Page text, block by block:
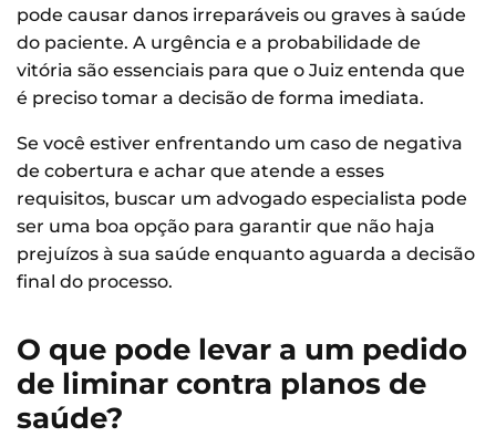
pode causar danos irreparáveis ou graves à saúde
do paciente. A urgência e a probabilidade de
vitória são essenciais para que o Juiz entenda que
é preciso tomar a decisão de forma imediata.
Se você estiver enfrentando um caso de negativa
de cobertura e achar que atende a esses
requisitos, buscar um advogado especialista pode
ser uma boa opção para garantir que não haja
prejuízos à sua saúde enquanto aguarda a decisão
final do processo.
O que pode levar a um pedido
de liminar contra planos de
saúde?